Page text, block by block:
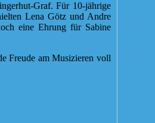
Graf. Für 10-jährige
Lena Götz und Andre
eine Ehrung für Sabine
Freude am Musizieren voll